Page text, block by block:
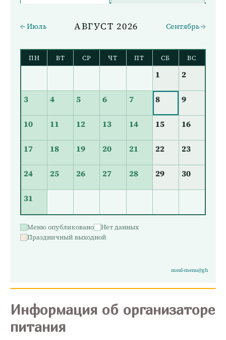
← Июль АВГУСТ 2026 Сентябрь →
ПН ВТ СР ЧТ ПТ СБ ВС
1 2
3 4 5 6 7 8 9
10 11 12 13 14 15 16
17 18 19 20 21 22 23
24 25 26 27 28 29 30
31
Меню опубликовано
Нет данных
Праздничный выходной
meal-menu@gh
Информация об организаторе
питания